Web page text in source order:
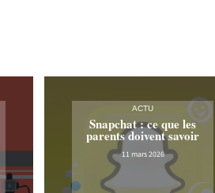
ACTU
Snapchat : ce que les
parents doivent savoir
11 mars 2026